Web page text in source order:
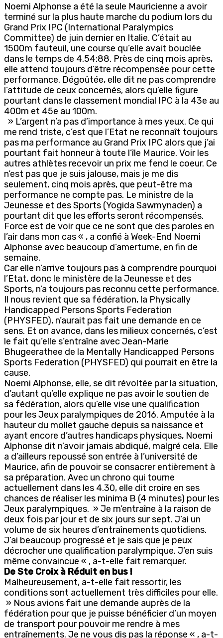
Noemi Alphonse a été la seule Mauricienne a avoir
terminé sur la plus haute marche du podium lors du
Grand Prix IPC (International Paralympics
Committee) de juin dernier en Italie. C’était au
1500m fauteuil, une course qu’elle avait bouclée
dans le temps de 4.54:88. Près de cinq mois après,
elle attend toujours d’être récompensée pour cette
performance. Dégoûtée, elle dit ne pas comprendre
l’attitude de ceux concernés, alors qu’elle figure
pourtant dans le classement mondial IPC à la 43e au
400m et 45e au 100m.
» L’argent n’a pas d’importance à mes yeux. Ce qui
me rend triste, c’est que l’Etat ne reconnaît toujours
pas ma performance au Grand Prix IPC alors que j’ai
pourtant fait honneur à toute l’île Maurice. Voir les
autres athlètes recevoir un prix me fend le coeur. Ce
n’est pas que je suis jalouse, mais je me dis
seulement, cinq mois après, que peut-être ma
performance ne compte pas. Le ministre de la
Jeunesse et des Sports (Yogida Sawmynaden) a
pourtant dit que les efforts seront récompensés.
Force est de voir que ce ne sont que des paroles en
l’air dans mon cas « , a confié à Week-End Noemi
Alphonse avec beaucoup d’amertume, en fin de
semaine.
Car elle n’arrive toujours pas à comprendre pourquoi
l’Etat, donc le ministère de la Jeunesse et des
Sports, n’a toujours pas reconnu cette performance.
Il nous revient que sa fédération, la Physically
Handicapped Persons Sports Federation
(PHYSFED), n’aurait pas fait une demande en ce
sens. Et on avance, dans les milieux concernés, c’est
le fait qu’elle s’entraîne avec Jean-Marie
Bhugeerathee de la Mentally Handicapped Persons
Sports Federation (PHYSFED) qui pourrait en être la
cause.
Noemi Alphonse, elle, se dit révoltée par la situation,
d’autant qu’elle explique ne pas avoir le soutien de
sa fédération, alors qu’elle vise une qualification
pour les Jeux paralympiques de 2016. Amputée à la
hauteur du mollet gauche depuis sa naissance et
ayant encore d’autres handicaps physiques, Noemi
Alphonse dit n’avoir jamais abdiqué, malgré cela. Elle
a d’ailleurs repoussé son entrée à l’université de
Maurice, afin de pouvoir se consacrer entièrement à
sa préparation. Avec un chrono qui tourne
actuellement dans les 4.30, elle dit croire en ses
chances de réaliser les minima B (4 minutes) pour les
Jeux paralympiques. » Je m’entraîne à la raison de
deux fois par jour et de six jours sur sept. J’ai un
volume de six heures d’entraînements quotidiens.
J’ai beaucoup progressé et je sais que je peux
décrocher une qualification paralympique. J’en suis
même convaincue « , a-t-elle fait remarquer.
De Ste Croix à Réduit en bus !
Malheureusement, a-t-elle fait ressortir, les
conditions sont actuellement très difficiles pour elle.
» Nous avions fait une demande auprès de la
fédération pour que je puisse bénéficier d’un moyen
de transport pour pouvoir me rendre à mes
entraînements. Je ne vous dis pas la réponse « , a-t-